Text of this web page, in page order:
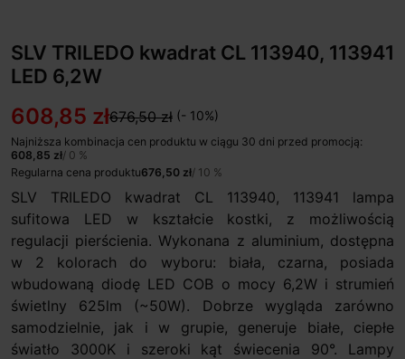
SLV TRILEDO kwadrat CL 113940, 113941
LED 6,2W
608,85 zł676,50 zł (- 10%)
Najniższa kombinacja cen produktu w ciągu 30 dni przed promocją:
608,85 zł/ 0 %
Regularna cena produktu676,50 zł/ 10 %
SLV TRILEDO kwadrat CL 113940, 113941 lampa
sufitowa LED w kształcie kostki, z możliwością
regulacji pierścienia. Wykonana z aluminium, dostępna
w 2 kolorach do wyboru: biała, czarna, posiada
wbudowaną diodę LED COB o mocy 6,2W i strumień
świetlny 625lm (~50W). Dobrze wygląda zarówno
samodzielnie, jak i w grupie, generuje białe, ciepłe
światło 3000K i szeroki kąt świecenia 90°. Lampy